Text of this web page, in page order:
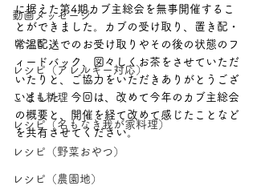
動画メッセージ
レシピ
レシピ（アレルギー対応）
こども料理
レシピ（名もなき我が家料理）
レシピ（野菜おやつ）
レシピ（農園地）
に据えた 第4期カブ主総会を無事開催するこ
とができました。カブの受け取り、置き配・
常温配送でのお受け取りやその後の状態のフ
ィードバック、図々しくお茶をさせていただ
いたりと、ご協力をいただきありがとうござ
いました。今回は、改めて今年のカブ主総会
の概要と、開催を経て改めて感じたことなど
を共有させてください。